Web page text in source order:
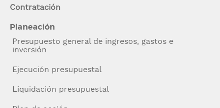
Contratación
Planeación
Presupuesto general de ingresos, gastos e
inversión
Ejecución presupuestal
Liquidación presupuestal